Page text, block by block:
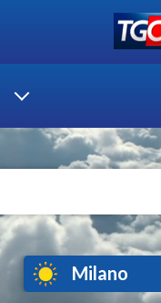
Milano